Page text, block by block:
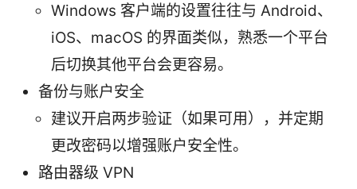
Windows 客户端的设置往往与 Android、
iOS、macOS 的界面类似，熟悉一个平台
后切换其他平台会更容易。
备份与账户安全
建议开启两步验证（如果可用），并定期
更改密码以增强账户安全性。
路由器级 VPN